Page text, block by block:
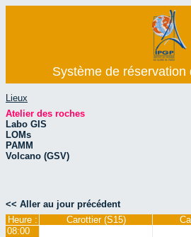
Système de réservation
Lieux
Atelier des roches
Labo GIS
LOMs
PAMM
Volcano (GSV)
<< Aller au jour précédent
Heure :
Carottier (S15)
08:00